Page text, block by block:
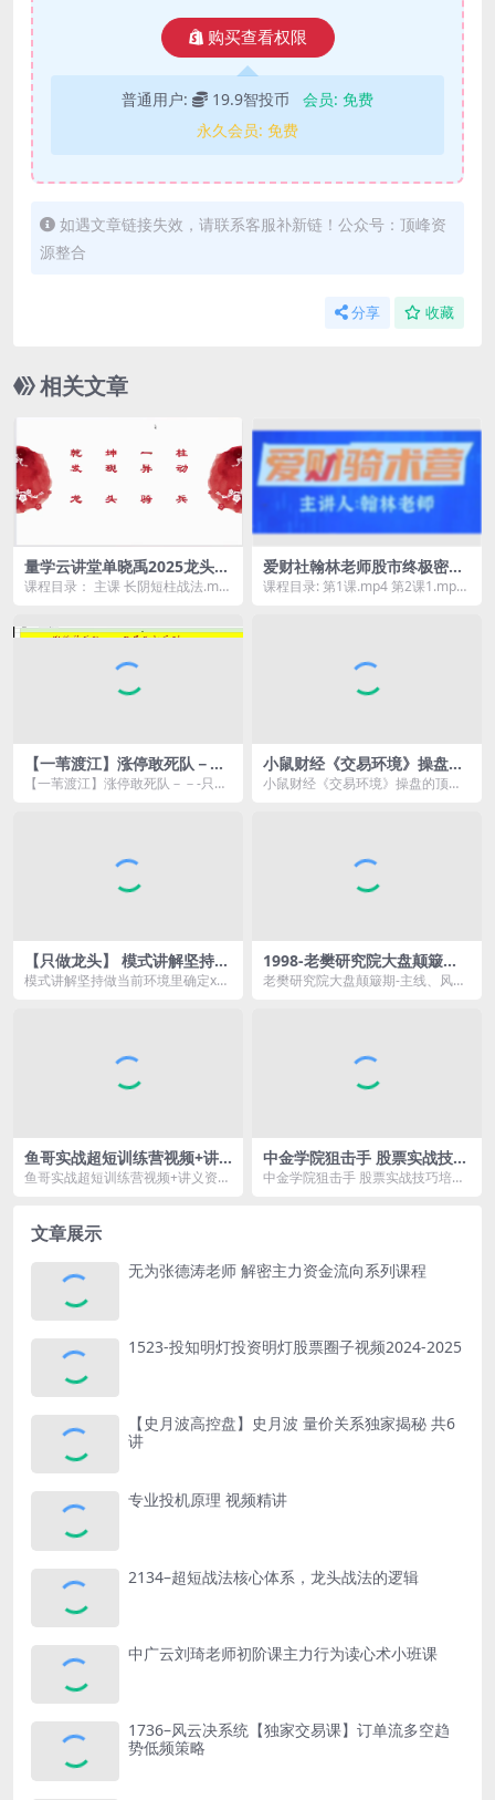
购买查看权限
普通用户: 19.9智投币 会员: 免费
永久会员: 免费
如遇文章链接失效，请联系客服补新链！公众号：顶峰资
源整合
分享 收藏
相关文章
量学云讲堂单晓禹2025龙头骑
兵第28期课程系统课+收评
课程目录： 主课 长阴短柱战法.mp
爱财社翰林老师股市终极密码
极点涨停战法公开课
课程目录: 第1课.mp4 第2课1.mp4
【一苇渡江】涨停敢死队－－-
只履西归系列2讲
【一苇渡江】涨停敢死队－－-只履
小鼠财经《交易环境》操盘的
顶级维度
小鼠财经《交易环境》操盘的顶级
【只做龙头】 模式讲解坚持做
当前环境里确定x的博弈
模式讲解坚持做当前环境里确定x的
1998-老樊研究院大盘颠簸期-
主线、风格、风险20251019
老樊研究院大盘颠簸期-主线、风
鱼哥实战超短训练营视频+讲
义
鱼哥实战超短训练营视频+讲义资源
中金学院狙击手 股票实战技巧
培训讲座48视频
中金学院狙击手 股票实战技巧培训
文章展示
无为张德涛老师 解密主力资金流向系列课程
1523-投知明灯投资明灯股票圈子视频2024-2025
【史月波高控盘】史月波 量价关系独家揭秘 共6
讲
专业投机原理 视频精讲
2134–超短战法核心体系，龙头战法的逻辑
中广云刘琦老师初阶课主力行为读心术小班课
1736–风云决系统【独家交易课】订单流多空趋
势低频策略